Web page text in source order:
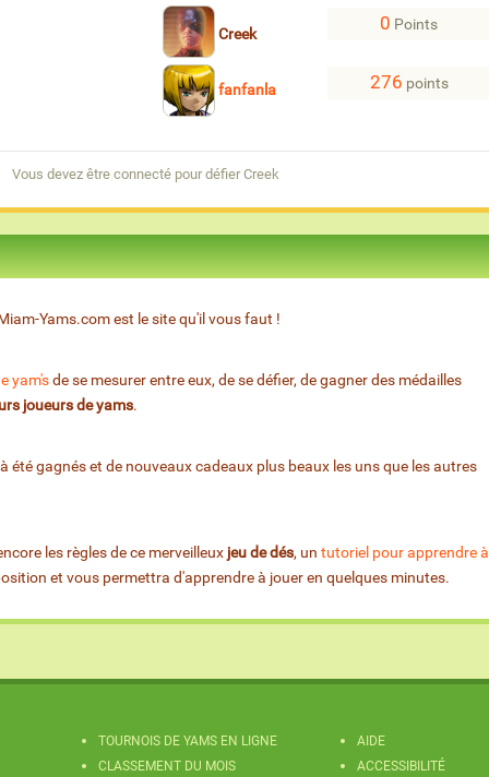
Creek
0 Points
fanfanla 276 points
Vous devez être connecté pour défier Creek
Yams.com est le site qu'il vous faut !
yam'sde se mesurer entre eux, de se défier, de gagner des médailles
joueurs de yams.
été gagnés et de nouveaux cadeaux plus beaux les uns que les autres
les règles de ce merveilleux jeu de dés, un tutoriel pour apprendre à
et vous permettra d'apprendre à jouer en quelques minutes.
TOURNOIS DE YAMS EN LIGNE
CLASSEMENT DU MOIS
AIDE
ACCESSIBILITÉ